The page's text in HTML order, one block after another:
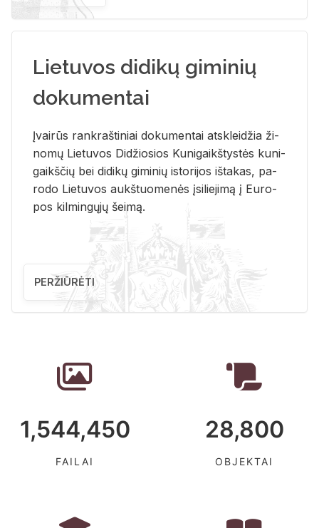
Lietuvos didikų giminių
dokumentai
Įvai­rūs rank­raš­ti­niai do­ku­men­tai at­sklei­džia ži­
no­mų Lie­tu­vos Di­džio­sios Ku­ni­gaikš­tys­tės ku­ni­
gaikš­čių bei di­di­kų gi­mi­nių is­to­ri­jos iš­ta­kas, pa­
ro­do Lie­tu­vos aukš­tuo­me­nės įsi­lie­ji­mą į Eu­ro­
pos kil­min­gų­jų šei­mą.
PERŽIŪRĖTI
1,544,450
FAILAI
28,800
OBJEKTAI